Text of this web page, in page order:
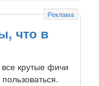
Реклама
что в
крутые фичи